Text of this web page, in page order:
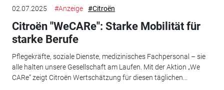
02.07.2025 #Anzeige #Citroën
Citroën "WeCARe": Starke Mobilität für
starke Berufe
Pflegekräfte, soziale Dienste, medizinisches Fachpersonal – sie
alle halten unsere Gesellschaft am Laufen. Mit der Aktion „We
CARe“ zeigt Citroën Wertschätzung für diesen täglichen...